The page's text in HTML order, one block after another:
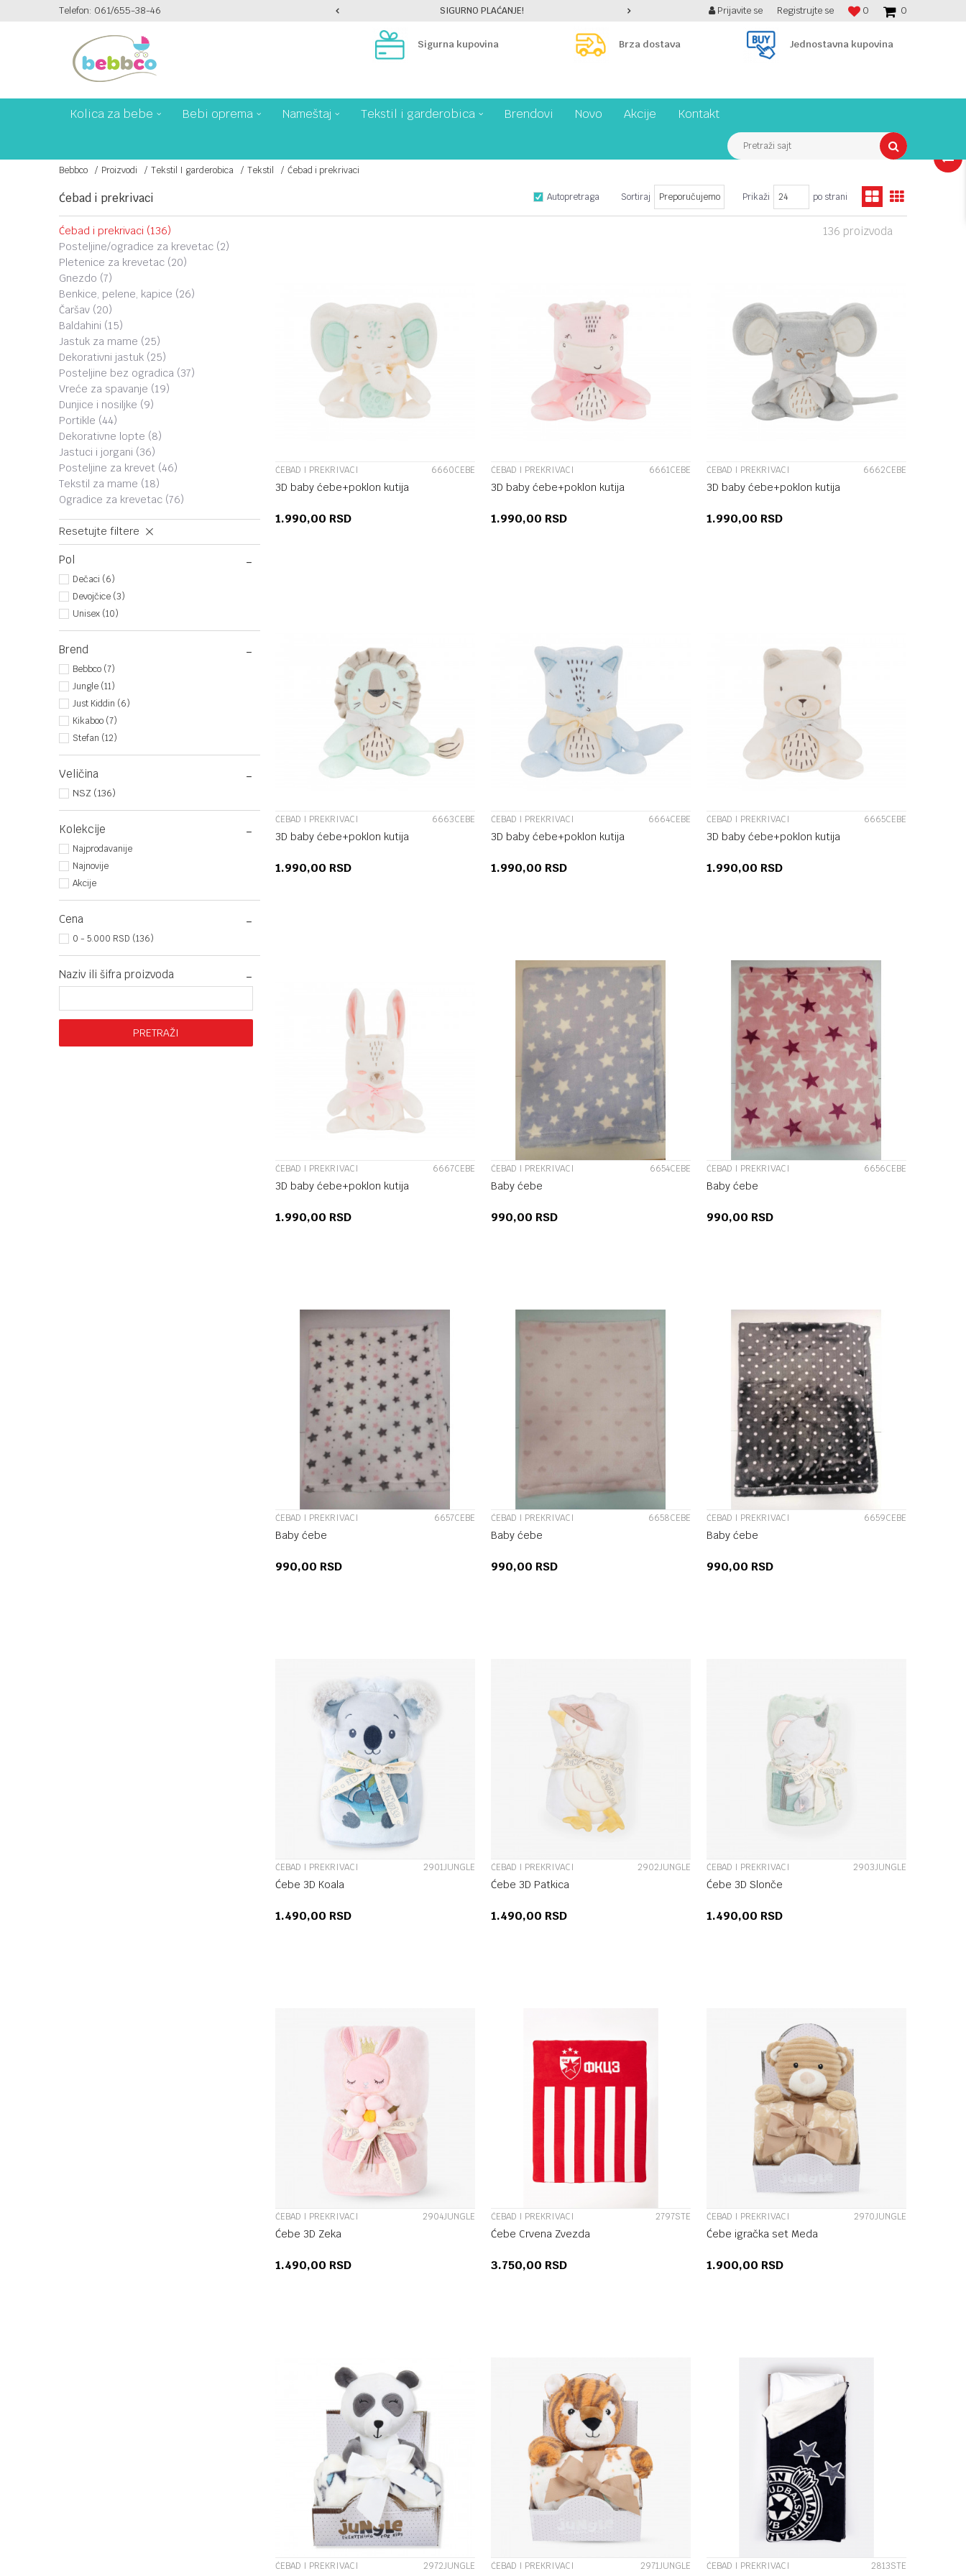
Telefon: 061/655-38-46PLAĆANJE PLATNIM KARTICAMA NA 6 RATA! SIGURNO PLAĆANJE! BESPLATNA ISPORUKA PREKO 7900 din! 0
0
Prijavite se Registrujte se
Sigurna kupovina Brza dostava Jednostavna kupovina
Kolica za bebe Bebi oprema Nameštaj Tekstil i garderobica Brendovi Novo Akcije Kontakt
Pretraži sajt
Bebbco Proizvodi Tekstil I garderobica Tekstil Ćebad i prekrivaci
Ćebad i prekrivaci Autopretraga Sortiraj Prikaži po strani
ćebad i prekrivaci (136)
posteljine/ogradice za krevetac (2)
pletenice za krevetac (20)
gnezdo (7)
benkice, pelene, kapice (26)
čaršav (20)
baldahini (15)
jastuk za mame (25)
dekorativni jastuk (25)
posteljine bez ogradica (37)
vreće za spavanje (19)
dunjice i nosiljke (9)
portikle (44)
dekorativne lopte (8)
jastuci i jorgani (36)
posteljine za krevet (46)
tekstil za mame (18)
ogradice za krevetac (76)
Resetujte filtere
Pol
Dečaci (6)
Devojčice (3)
Unisex (10)
Brend
Bebbco (7)
Jungle (11)
Just Kiddin (6)
Kikaboo (7)
Stefan (12)
Veličina
NSZ (136)
Kolekcije
Najprodavanije
Najnovije
Akcije
Cena
0 - 5.000 RSD (136)
Naziv ili šifra proizvoda
PRETRAŽI
136 proizvoda
UPOREDI
ĆEBAD I PREKRIVACI 6660CEBE
3D baby ćebe+poklon kutija
1.990,00 RSD
ĆEBAD I PREKRIVACI 6661CEBE
3D baby ćebe+poklon kutija
1.990,00 RSD
UPOREDI
ĆEBAD I PREKRIVACI 6662CEBE
3D baby ćebe+poklon kutija
1.990,00 RSD
UPOREDI
ĆEBAD I PREKRIVACI 6663CEBE
3D baby ćebe+poklon kutija
1.990,00 RSD
UPOREDI
ĆEBAD I PREKRIVACI 6664CEBE
3D baby ćebe+poklon kutija
1.990,00 RSD
UPOREDI
ĆEBAD I PREKRIVACI 6665CEBE
3D baby ćebe+poklon kutija
1.990,00 RSD
UPOREDI
ĆEBAD I PREKRIVACI 6667CEBE
3D baby ćebe+poklon kutija
1.990,00 RSD
UPOREDI
ĆEBAD I PREKRIVACI 6654CEBE
Baby ćebe
990,00 RSD
UPOREDI
ĆEBAD I PREKRIVACI 6656CEBE
Baby ćebe
990,00 RSD
UPOREDI
ĆEBAD I PREKRIVACI 6657CEBE
Baby ćebe
990,00 RSD
ĆEBAD I PREKRIVACI 6658CEBE
Baby ćebe
990,00 RSD
UPOREDI
ĆEBAD I PREKRIVACI 6659CEBE
Baby ćebe
990,00 RSD
UPOREDI
ĆEBAD I PREKRIVACI 2901JUNGLE
Ćebe 3D Koala
1.490,00 RSD
UPOREDI
ĆEBAD I PREKRIVACI 2902JUNGLE
Ćebe 3D Patkica
1.490,00 RSD
UPOREDI
ĆEBAD I PREKRIVACI 2903JUNGLE
Ćebe 3D Slonče
1.490,00 RSD
UPOREDI
ĆEBAD I PREKRIVACI 2904JUNGLE
Ćebe 3D Zeka
1.490,00 RSD
ĆEBAD I PREKRIVACI 2797STE
Ćebe Crvena Zvezda
3.750,00 RSD
UPOREDI
ĆEBAD I PREKRIVACI 2970JUNGLE
Ćebe igračka set Meda
1.900,00 RSD
UPOREDI
ĆEBAD I PREKRIVACI 2972JUNGLE
UPOREDI
ĆEBAD I PREKRIVACI 2971JUNGLE
UPOREDI
ĆEBAD I PREKRIVACI 2813STE